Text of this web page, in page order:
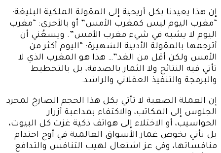
إن هذا يعيدنا بكل أريحية إلى المقولة الملكية البليغة:
“مغرب اليوم ليس كمغرب الأمس” أو بالأحرى: “مغرب
اليوم لا يشبه في شيء مغرب الأمس”. ويسعُني أن
أترجمها بالمقولة الأدبية الشهيرة: “اليوم أكثر من
الأمس ولكن أقل من الغد”… هذا هو المغرب الذي لا
تأتي فيه النتائج ولا الثمار بالصدفة، بل بالتخطيط
والبرمجة والتنفيذ العقلاني والراشد.
إن العملة الصعبة لا تأتي بكل هذا الحجم الصارخ لمجرد
الجلوس إلى المكاتب، والاكتفاء بمداعبة أزرار
الحواسيب، أو الاختلاء إلى هواتف ذكية غزت كل البيوت،
بل تأتي بخوض غمار الأسواق العالمية في أوج احتدام
منافساتها، وفي عز اشتعال لهيب التنافس والتدافع